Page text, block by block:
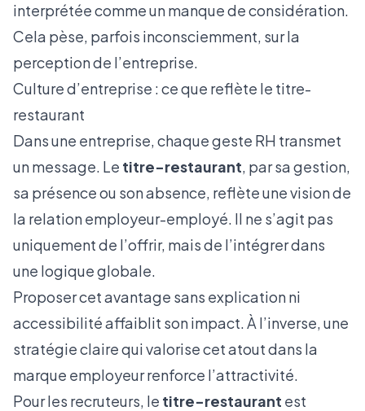
interprétée comme un manque de considération.
Cela pèse, parfois inconsciemment, sur la
perception de l’entreprise.
Culture d’entreprise : ce que reflète le titre-
restaurant
Dans une entreprise, chaque geste RH transmet
un message. Le titre-restaurant, par sa gestion,
sa présence ou son absence, reflète une vision de
la relation employeur-employé. Il ne s’agit pas
uniquement de l’offrir, mais de l’intégrer dans
une logique globale.
Proposer cet avantage sans explication ni
accessibilité affaiblit son impact. À l’inverse, une
stratégie claire qui valorise cet atout dans la
marque employeur renforce l’attractivité.
Pour les recruteurs, le titre-restaurant est